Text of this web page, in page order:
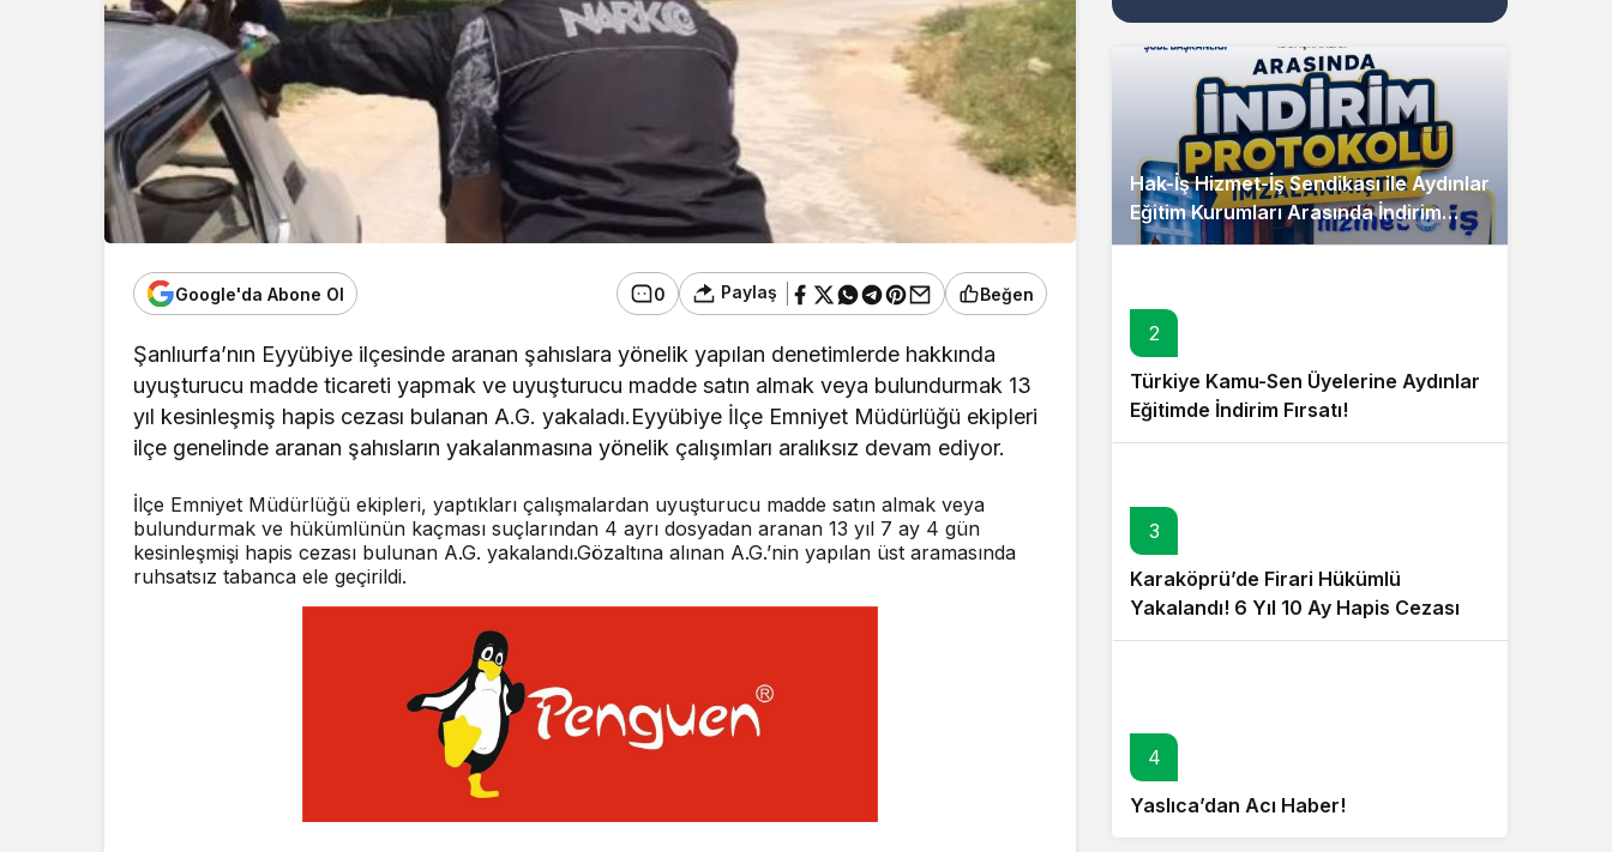
Google'da Abone Ol 0 Paylaş Beğen
Şanlıurfa’nın Eyyübiye ilçesinde aranan şahıslara yönelik yapılan denetimlerde hakkında
uyuşturucu madde ticareti yapmak ve uyuşturucu madde satın almak veya bulundurmak 13
yıl kesinleşmiş hapis cezası bulanan A.G. yakaladı.Eyyübiye İlçe Emniyet Müdürlüğü ekipleri
ilçe genelinde aranan şahısların yakalanmasına yönelik çalışımları aralıksız devam ediyor.
İlçe Emniyet Müdürlüğü ekipleri, yaptıkları çalışmalardan uyuşturucu madde satın almak veya
bulundurmak ve hükümlünün kaçması suçlarından 4 ayrı dosyadan aranan 13 yıl 7 ay 4 gün
kesinleşmişi hapis cezası bulunan A.G. yakalandı.Gözaltına alınan A.G.’nin yapılan üst aramasında
ruhsatsız tabanca ele geçirildi.
Hak-İş Hizmet-İş Sendikası ile Aydınlar
Eğitim Kurumları Arasında İndirim
Protokolü İmzalandı!
2
Türkiye Kamu-Sen Üyelerine Aydınlar
Eğitimde İndirim Fırsatı!
3
Karaköprü’de Firari Hükümlü
Yakalandı! 6 Yıl 10 Ay Hapis Cezası
Bulunuyordu!
4
Yaslıca’dan Acı Haber!